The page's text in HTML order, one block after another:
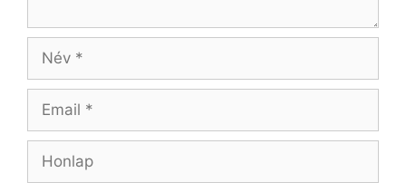
Név
Email
Honlap